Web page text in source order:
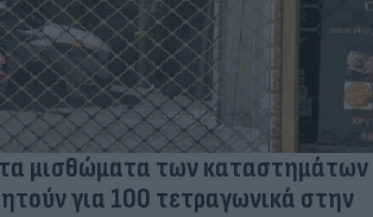
μισθώματα των καταστημάτων
για 100 τετραγωνικά στην